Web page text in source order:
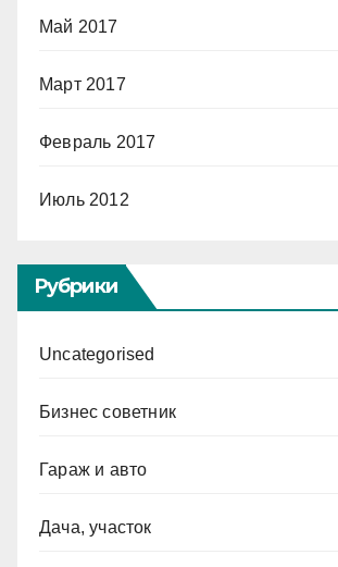
Май 2017
Март 2017
Февраль 2017
Июль 2012
Рубрики
Uncategorised
Бизнес советник
Гараж и авто
Дача, участок